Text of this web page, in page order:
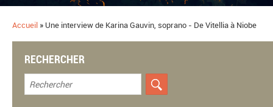
Accueil » Une interview de Karina Gauvin, soprano - De Vitellia à Niobe
RECHERCHER